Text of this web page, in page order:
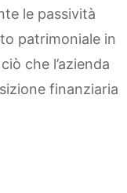
le passività
patrimoniale in
che l’azienda
finanziaria